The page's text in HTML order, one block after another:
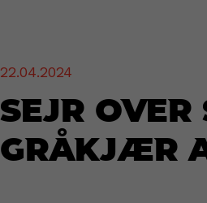
22.04.2024
Sejr over
Gråkjær